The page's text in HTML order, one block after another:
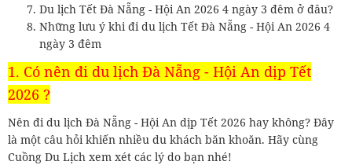
Du lịch Tết Đà Nẵng - Hội An 2026 4 ngày 3 đêm ở đâu?
Những lưu ý khi đi du lịch Tết Đà Nẵng - Hội An 2026 4
ngày 3 đêm
1. Có nên đi du lịch Đà Nẵng - Hội An dịp Tết
2026 ?
Nên đi du lịch Đà Nẵng - Hội An dịp Tết 2026 hay không? Đây
là một câu hỏi khiến nhiều du khách băn khoăn. Hãy cùng
Cuồng Du Lịch xem xét các lý do bạn nhé!